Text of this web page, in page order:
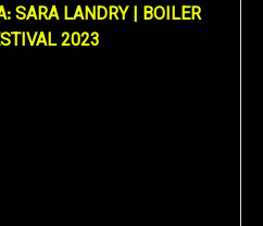
SARA LANDRY | BOILER
2023